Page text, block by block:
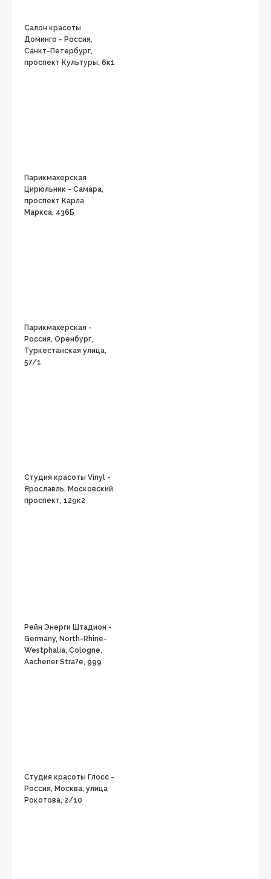
Салон красоты
Доминго - Россия,
Санкт-Петербург,
проспект Культуры, 6к1
Парикмахерская
Цирюльник - Самара,
проспект Карла
Маркса, 436Б
Парикмахерская -
Россия, Оренбург,
Туркестанская улица,
57/1
Студия красоты Vinyl -
Ярославль, Московский
проспект, 129к2
Рейн Энерги Штадион -
Germany, North-Rhine-
Westphalia, Cologne,
Aachener Stra?e, 999
Студия красоты Глосс -
Россия, Москва, улица
Рокотова, 2/10